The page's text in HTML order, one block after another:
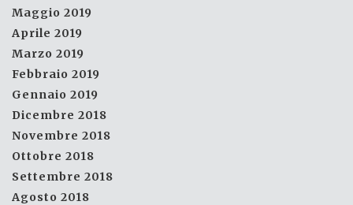
Maggio 2019
Aprile 2019
Marzo 2019
Febbraio 2019
Gennaio 2019
Dicembre 2018
Novembre 2018
Ottobre 2018
Settembre 2018
Agosto 2018